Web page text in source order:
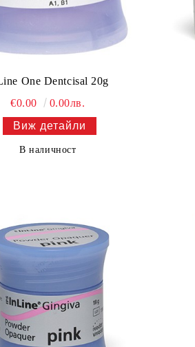
One Dentcisal 20g
€0.00
0.00лв.
Виж детайли
В наличност